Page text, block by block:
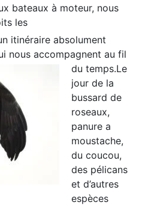
bateaux à moteur, nous
les
itinéraire absolument
nous accompagnent au fil
du temps.Le
jour de la
bussard de
roseaux,
panure a
moustache,
du coucou,
des pélicans
et d’autres
espèces